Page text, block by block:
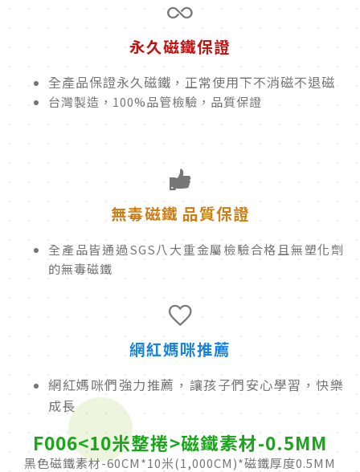
永久磁鐵保證
全產品保證永久磁鐵，正常使用下不消磁不退磁
台灣製造，100%品管檢驗，品質保證
無毒磁鐵 品質保證
全產品皆通過SGS八大重金屬檢驗合格且無塑化劑
的無毒磁鐵
網紅媽咪推薦
網紅媽咪們強力推薦，讓孩子們安心學習，快樂
成長
F006<10米整捲>磁鐵素材-0.5MM
黑色磁鐵素材-60CM*10米(1,000CM)*磁鐵厚度0.5MM